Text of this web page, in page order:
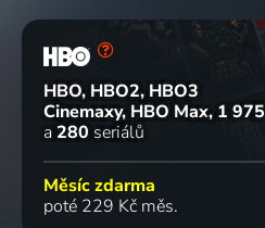
HBO, HBO2, HBO3
Cinemaxy, HBO Max 1 975
a 280 seriálů
Měsíc zdarma
poté 229 Kč měs.